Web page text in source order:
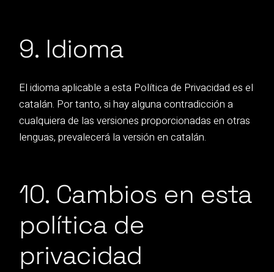
9. Idioma
El idioma aplicable a esta Política de Privacidad es el
catalán. Por tanto, si hay alguna contradicción a
cualquiera de las versiones proporcionadas en otras
lenguas, prevalecerá la versión en catalán.
10. Cambios en esta
política de
privacidad